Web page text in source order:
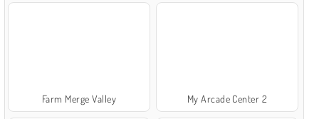
Farm Merge Valley My Arcade Center 2